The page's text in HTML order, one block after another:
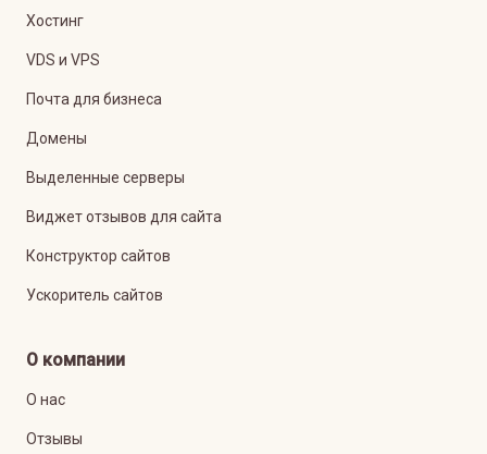
Хостинг
VDS и VPS
Почта для бизнеса
Домены
Выделенные серверы
Виджет отзывов для сайта
Конструктор сайтов
Ускоритель сайтов
О компании
О нас
Отзывы